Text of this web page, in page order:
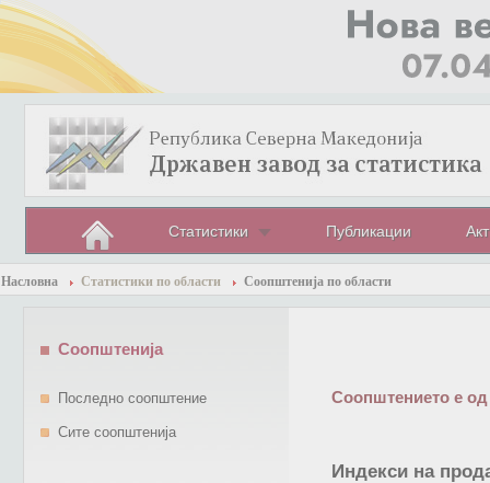
Статистики Публикации
Насловна Статистики по области Соопштенија по области
Соопштението е од
Индекси на
Соопштенија
Последно соопштение
Сите соопштенија